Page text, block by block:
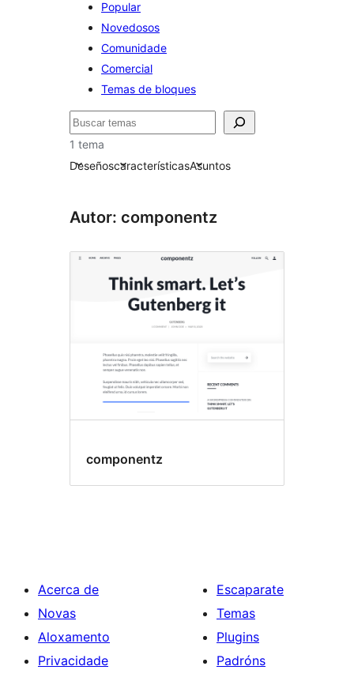
Popular
Novedosos
Comunidade
Comercial
Temas de bloques
Buscar
1 tema
DeseñoscaracterísticasAsuntos
Autor: componentz
componentz
Acerca de
Novas
Aloxamento
Privacidade
Escaparate
Temas
Plugins
Padróns